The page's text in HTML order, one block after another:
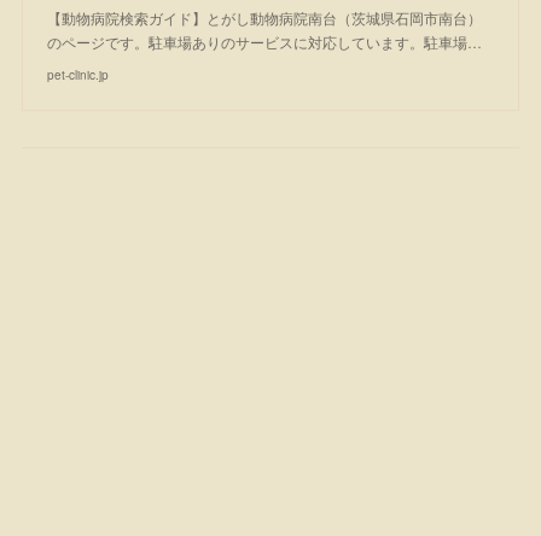
【動物病院検索ガイド】とがし動物病院南台（茨城県石岡市南台）
のページです。駐車場ありのサービスに対応しています。駐車場…
pet-clinic.jp